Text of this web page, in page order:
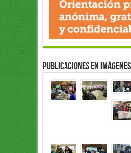
Publicaciones en Imágenes